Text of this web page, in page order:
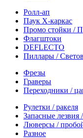
Ролл-ап
Паук X-каркас
Промо стойки /
Флагштоки
DEFLECTO
Пиллары /
Фрезы
Граверы
Переходники /
Рулетки / ракеля
Запасные
Люверсы /
Разное